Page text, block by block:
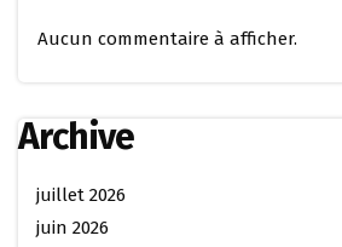
Aucun commentaire à afficher.
Archive
juillet 2026
juin 2026